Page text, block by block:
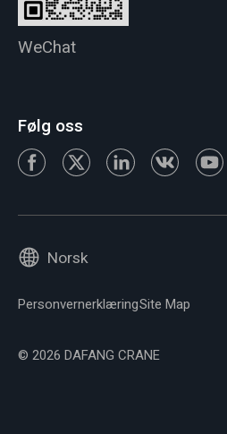
WeChat
Følg oss
Norsk
PersonvernerklæringSite Map
© 2026 DAFANG CRANE